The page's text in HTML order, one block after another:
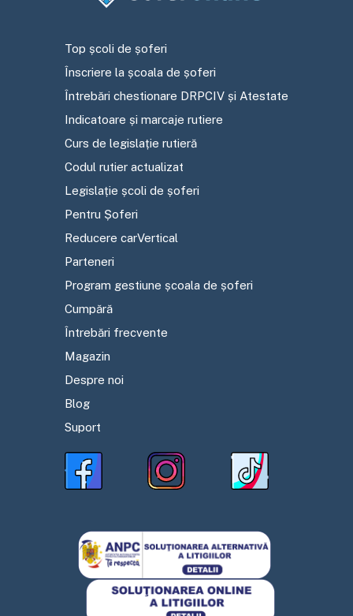
Top școli de șoferi
Înscriere la școala de șoferi
Întrebări chestionare DRPCIV și Atestate
Indicatoare și marcaje rutiere
Curs de legislație rutieră
Codul rutier actualizat
Legislație școli de șoferi
Pentru Șoferi
Reducere carVertical
Parteneri
Program gestiune școala de șoferi
Cumpără
Întrebări frecvente
Magazin
Despre noi
Blog
Suport